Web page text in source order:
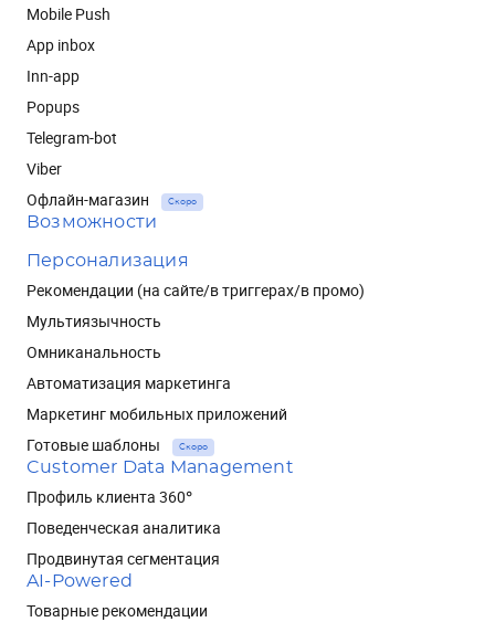
Mobile Push
App inbox
Inn-app
Popups
Telegram-bot
Viber
Офлайн-магазин
Скоро
Возможности
Персонализация
Рекомендации (на сайте/в триггерах/в промо)
Мультиязычность
Омниканальность
Автоматизация маркетинга
Маркетинг мобильных приложений
Готовые шаблоны
Скоро
Customer Data Management
Профиль клиента 360°
Поведенческая аналитика
Продвинутая сегментация
AI-Powered
Товарные рекомендации